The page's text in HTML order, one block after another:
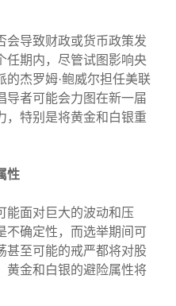
会导致财政或货币政策发
任期内，尽管试图影响央
杰罗姆·鲍威尔担任美联
导者可能会力图在新一届
，特别是将黄金和白银重
性
能面对巨大的波动和压
不确定性，而选举期间可
甚至可能的戒严都将对股
黄金和白银的避险属性将